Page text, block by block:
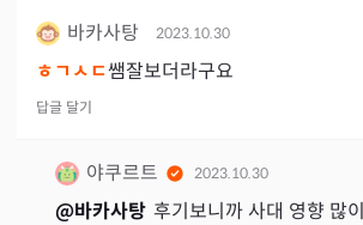
바카사탕 2023.10.30
ㅎㄱㅅㄷ쌤잘보더라구요
답글 달기
야쿠르트 2023.10.30
@바카사탕 후기보니까 사대 영향 많